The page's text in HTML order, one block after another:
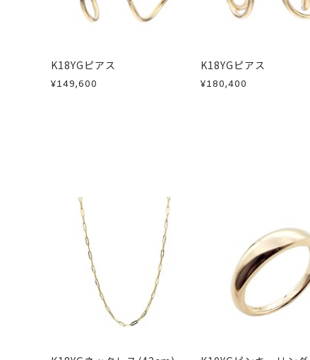
お届け予定日はご注文から2営業日
詳しくは
商品の品質には万全を期しておりま
K18YGピアス
¥149,600
K18YGピアス
¥180,400